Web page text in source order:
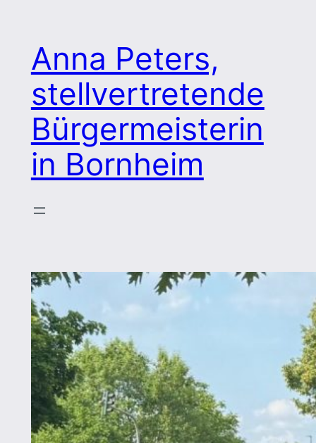
springen
Anna Peters,
stellvertretende
Bürgermeisterin
in Bornheim